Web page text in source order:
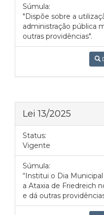
Súmula:
"Dispõe sobre a
administração pública
outras providências".
Lei 13/2025
Status:
Vigente
Súmula:
“Institui o Dia
a Ataxia de Friedreich
e dá outras